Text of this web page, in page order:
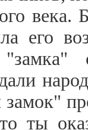
века.
его
ты